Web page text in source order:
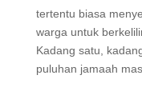
tertentu biasa
warga untuk
Kadang satu,
puluhan jamaah